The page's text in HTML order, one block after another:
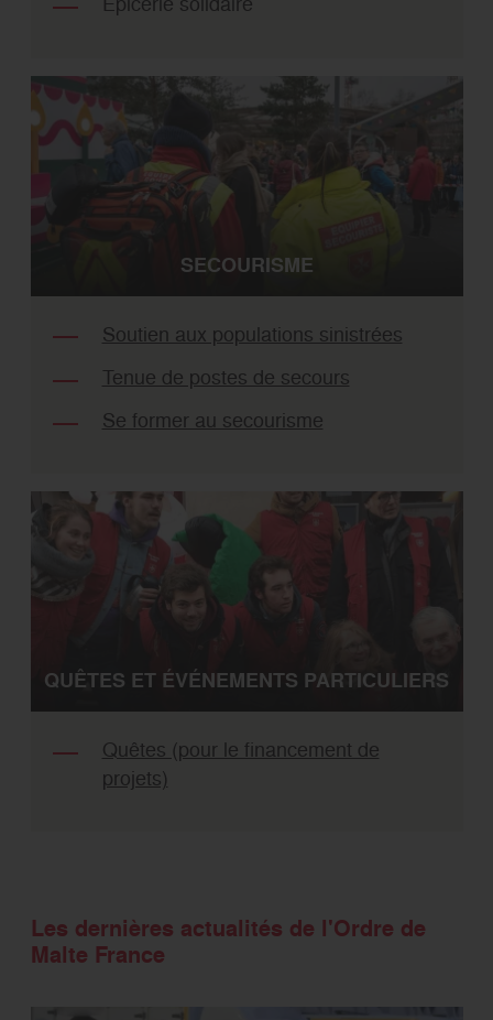
SECOURISME
Soutien aux populations sinistrées
Tenue de postes de secours
Se former au secourisme
QUÊTES ET ÉVÉNEMENTS PARTICULIERS
Quêtes (pour le financement de
projets)
Les dernières actualités de l'Ordre de
Malte France